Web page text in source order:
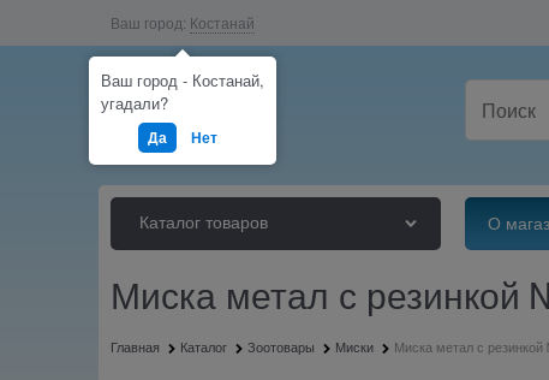
Ваш город: Костанай
Каталог товаров О
Миска метал с
Главная Каталог Зоотовары Миски Миска метал с
Ваш город - Костанай,
угадали?
Да Нет